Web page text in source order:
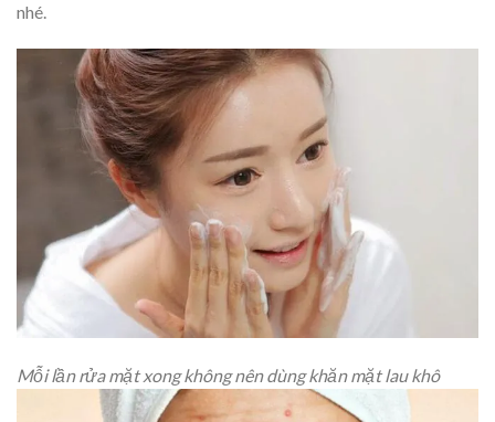
nhé.
Mỗi lần rửa mặt xong không nên dùng khăn mặt lau khô